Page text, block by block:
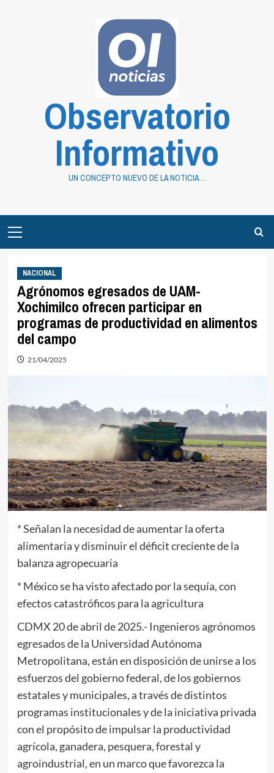
Observatorio
Informativo
UN CONCEPTO NUEVO DE LA NOTICIA…
Menu
NACIONAL
Agrónomos egresados de UAM-
Xochimilco ofrecen participar en
programas de productividad en alimentos
del campo
21/04/2025
* Señalan la necesidad de aumentar la oferta
alimentaria y disminuir el déficit creciente de la
balanza agropecuaria
* México se ha visto afectado por la sequía, con
efectos catastróficos para la agricultura
CDMX 20 de abril de 2025.- Ingenieros agrónomos
egresados de la Universidad Autónoma
Metropolitana, están en disposición de unirse a los
esfuerzos del gobierno federal, de los gobiernos
estatales y municipales, a través de distintos
programas institucionales y de la iniciativa privada
con el propósito de impulsar la productividad
agrícola, ganadera, pesquera, forestal y
agroindustrial, en un marco que favorezca la